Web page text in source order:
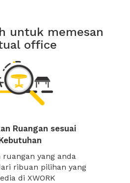
untuk memesan
office
Ruangan sesuai
ruangan yang anda
ribuan pilihan yang
di XWORK